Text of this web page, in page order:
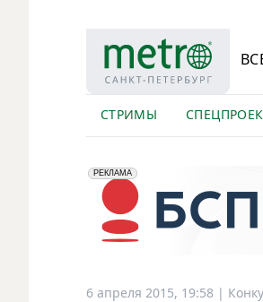
СТРИМЫ
erid: 2VfnxyFybV5
РЕКЛАМА
ПАО "Банк "Санкт-Петербург", ИНН:
6 апреля 2015, 19:58 |